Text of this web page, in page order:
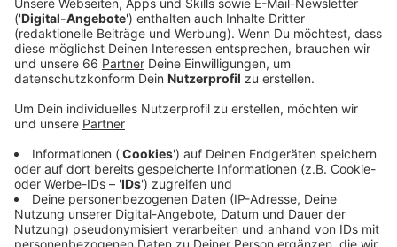
Anzeige
So wurden und werden auch weiter Taubenhäuser
aufgestellt, in denen zum Beispiel die Taubeneier
durch Gipseier ausgetauscht werden. Des Weiteren
könne man durch die Taubenhäuser die Tiere auch
möglichst jeweils an einem Ort halten und so das Kot-
Problem in der Stadt ein wenig unter Kontrolle halten.
Ähnlich wird bei den Gänsen vorgegangen, auch hier